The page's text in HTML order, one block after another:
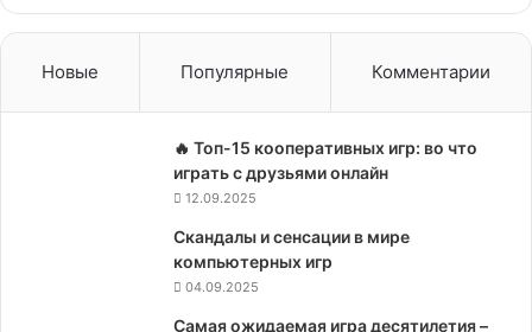
Новые Популярные Комментарии
🔥 Топ-15 кооперативных игр: во что
играть с друзьями онлайн
12.09.2025
Скандалы и сенсации в мире
компьютерных игр
04.09.2025
Самая ожидаемая игра десятилетия –